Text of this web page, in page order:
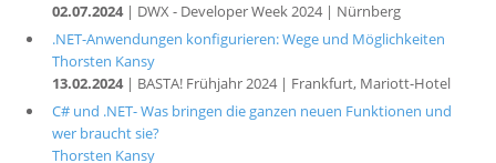
02.07.2024| DWX - Developer Week 2024 | Nürnberg
.NET-Anwendungen konfigurieren: Wege und Möglichkeiten
Thorsten Kansy
13.02.2024| BASTA! Frühjahr 2024 | Frankfurt, Mariott-Hotel
C# und .NET- Was bringen die ganzen neuen Funktionen und
wer braucht sie?
Thorsten Kansy